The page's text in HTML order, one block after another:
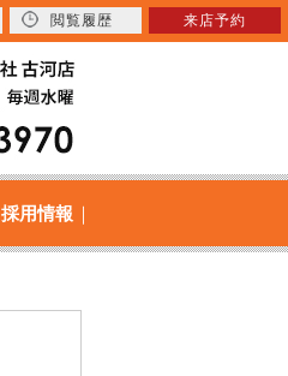
採用情報
閲覧履歴 来店予約